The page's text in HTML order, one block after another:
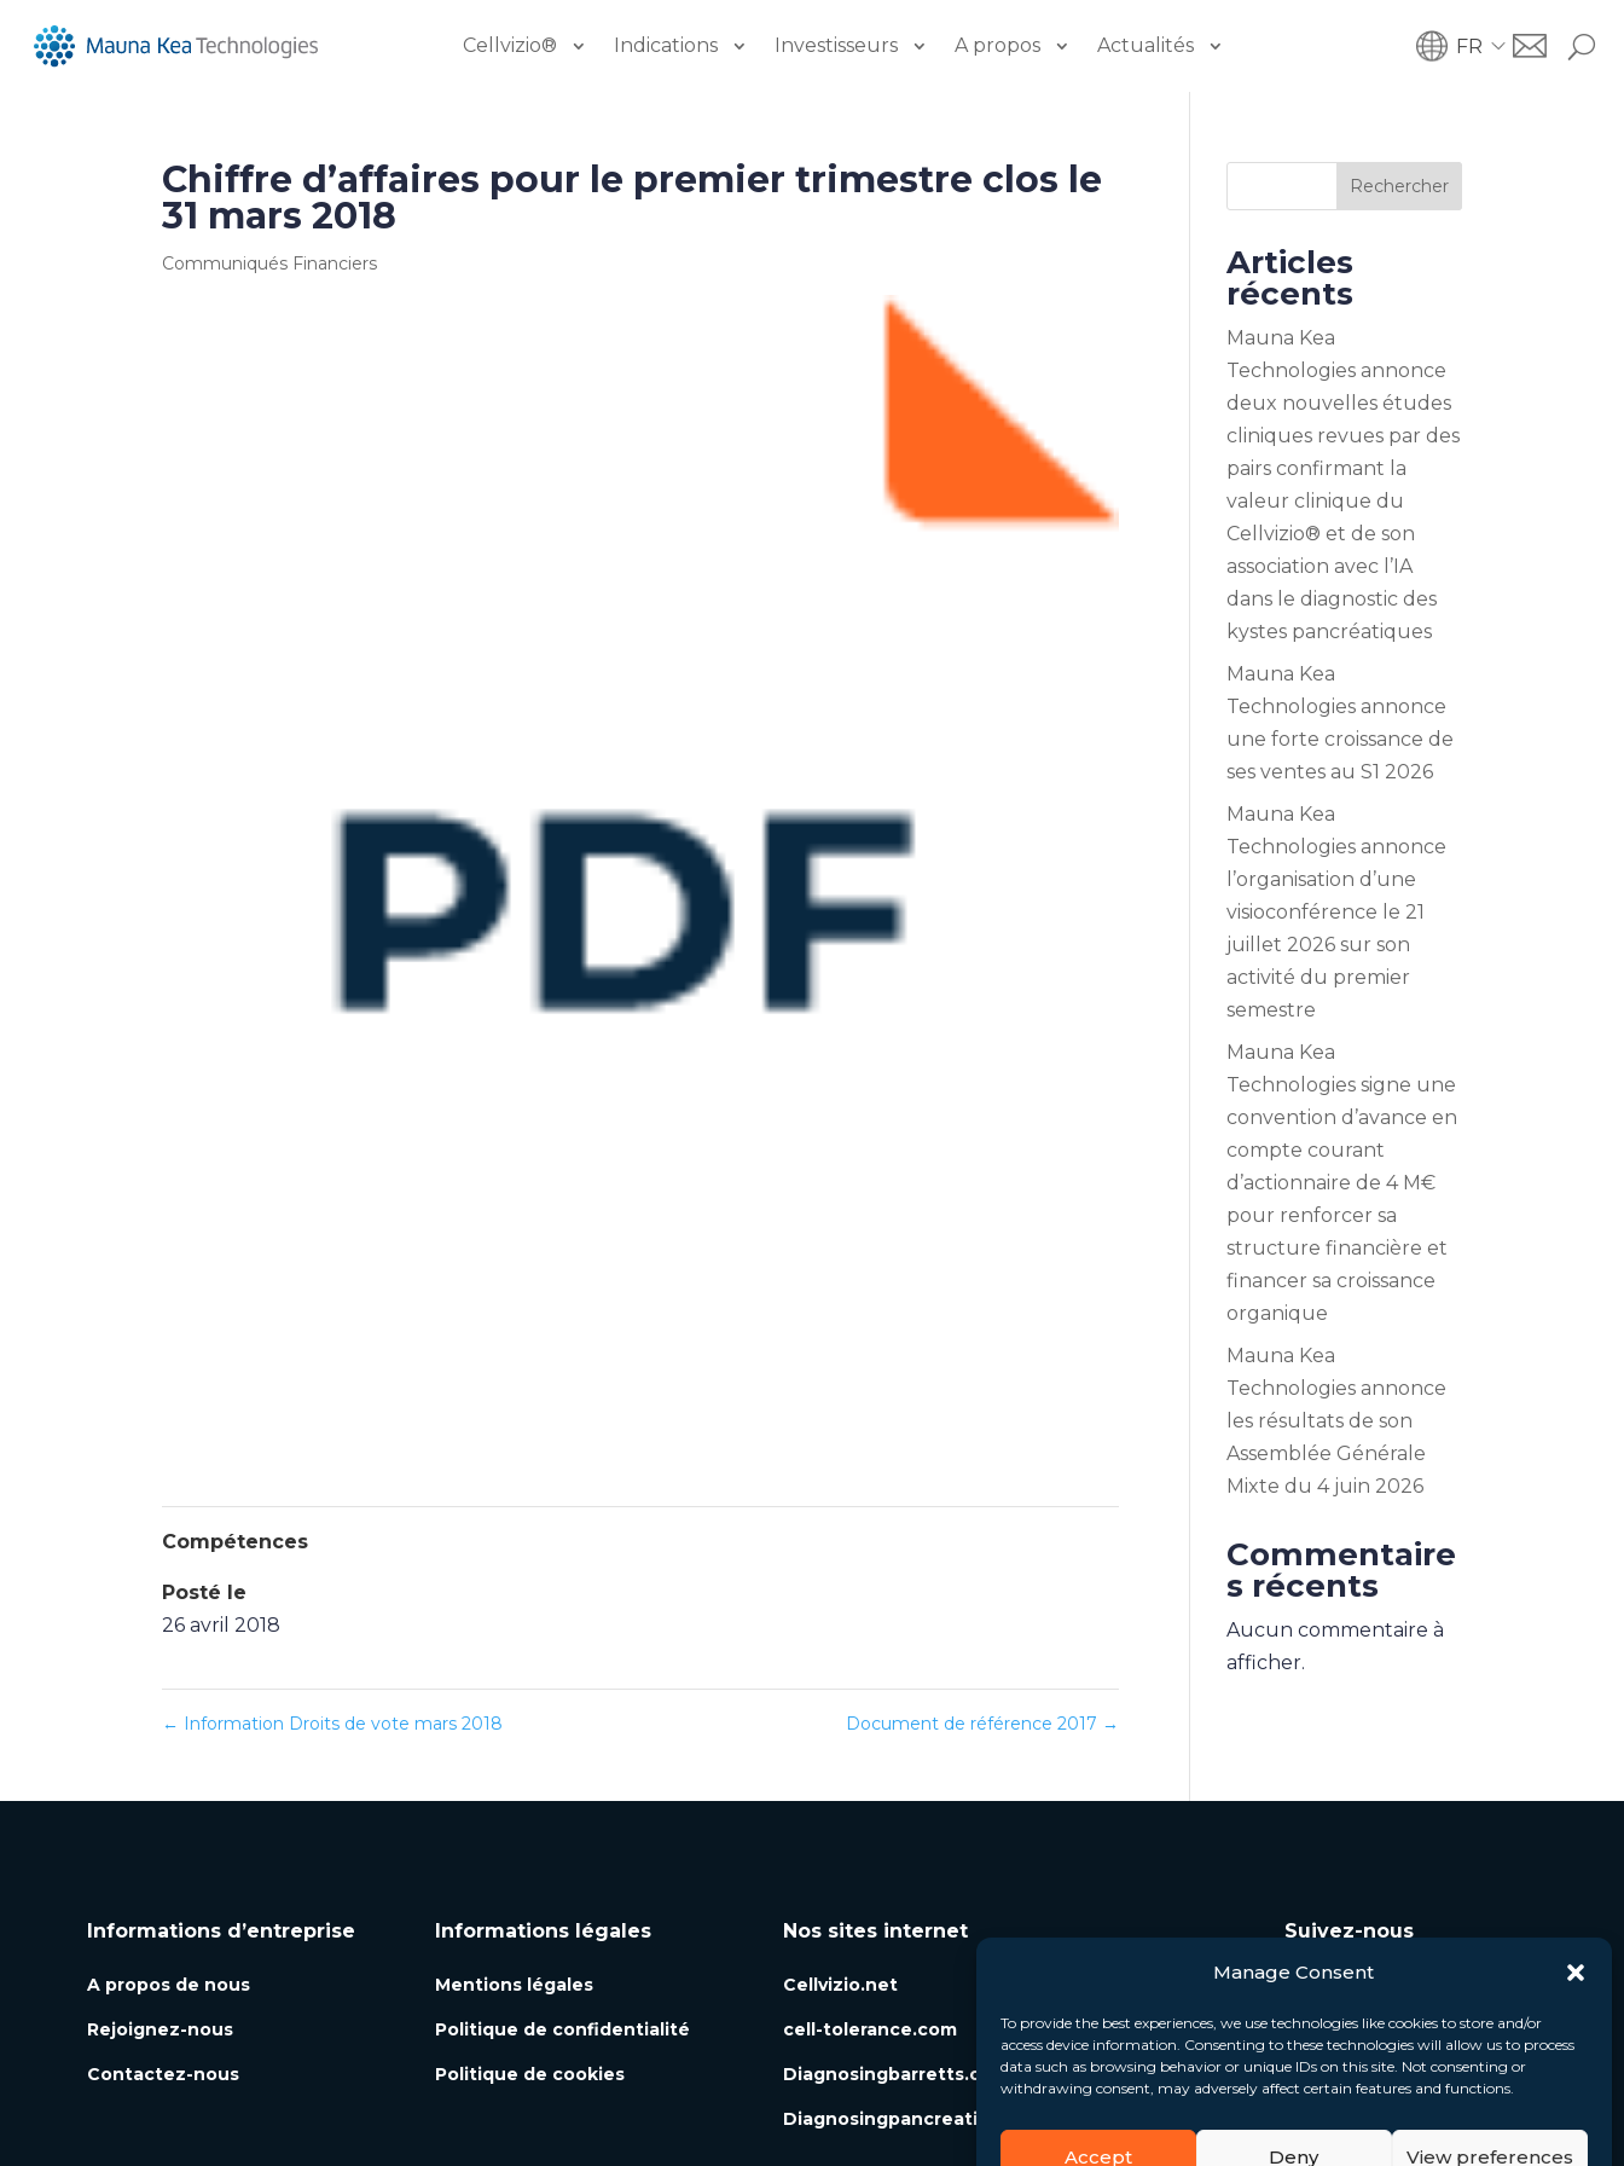
Manage Consent
To provide the best experiences, we use technologies like cookies to store and/or
access device information. Consenting to these technologies will allow us to process
data such as browsing behavior or unique IDs on this site. Not consenting or
withdrawing consent, may adversely affect certain features and functions.
Accept Deny View preferences
Cellvizio® Indications Investisseurs A propos Actualités FR
Chiffre d’affaires pour le premier trimestre clos le
31 mars 2018
Communiqués Financiers
Compétences
Posté le
26 avril 2018
← Information Droits de vote mars 2018 Document de référence 2017 →
Rechercher
Articles
récents
Mauna Kea
Technologies annonce
deux nouvelles études
cliniques revues par des
pairs confirmant la
valeur clinique du
Cellvizio® et de son
association avec l’IA
dans le diagnostic des
kystes pancréatiques
Mauna Kea
Technologies annonce
une forte croissance de
ses ventes au S1 2026
Mauna Kea
Technologies annonce
l’organisation d’une
visioconférence le 21
juillet 2026 sur son
activité du premier
semestre
Mauna Kea
Technologies signe une
convention d’avance en
compte courant
d’actionnaire de 4 M€
pour renforcer sa
structure financière et
financer sa croissance
organique
Mauna Kea
Technologies annonce
les résultats de son
Assemblée Générale
Mixte du 4 juin 2026
Commentaire
s récents
Aucun commentaire à
afficher.
Informations d’entreprise
A propos de nous
Rejoignez-nous
Contactez-nous
Informations légales
Mentions légales
Politique de confidentialité
Politique de cookies
Nos sites internet
Cellvizio.net
cell-tolerance.com
Diagnosingbarretts.org
Diagnosingpancreaticcysts.org
Suivez-nous